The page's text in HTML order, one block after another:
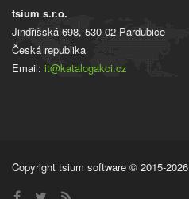
tsium s.r.o.
Jindřišská 698, 530 02 Pardubice
Česká republika
Email: it@katalogakci.cz
Copyright tsium software © 2015-2026